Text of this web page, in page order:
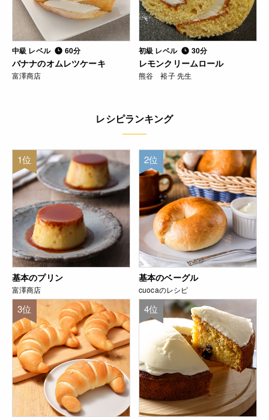
中級 レベル 60分
バナナのオムレツケーキ
富澤商店
初級 レベル 30分
レモンクリームロール
熊谷 裕子 先生
レシピランキング
1位
基本のプリン
富澤商店
2位
基本のベーグル
cuocaのレシピ
3位 4位